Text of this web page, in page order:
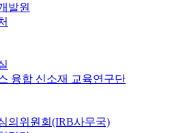
발원
융합 신소재 교육연구단
의위원회(IRB사무국)